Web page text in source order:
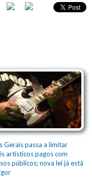
Gerais passa a limitar
artísticos pagos com
públicos; nova lei já está